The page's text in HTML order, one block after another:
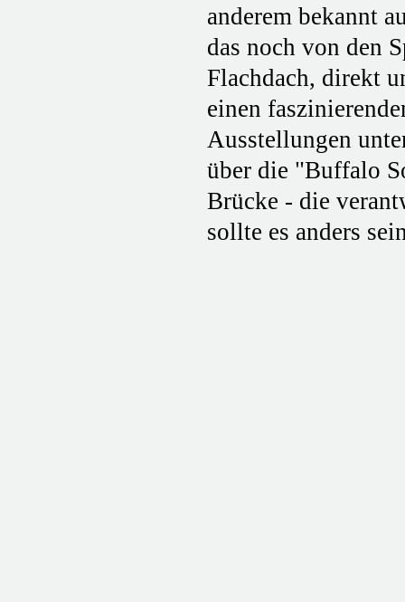
anderem bekannt
das noch von den
Flachdach, direkt
einen
Ausstellungen
über die "Buffalo
Brücke - die
sollte es anders